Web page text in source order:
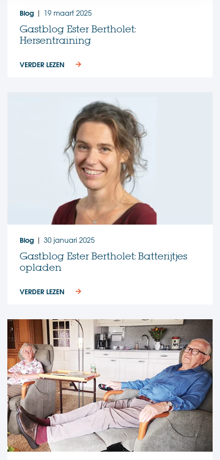
Blog | 19 maart 2025
Gastblog Ester Bertholet:
Hersentraining
VERDER LEZEN
Blog | 30 januari 2025
Gastblog Ester Bertholet: Batterijtjes
opladen
VERDER LEZEN